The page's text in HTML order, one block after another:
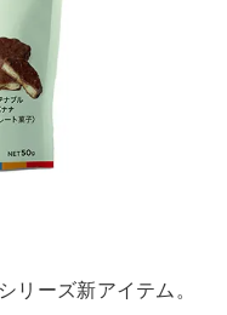
リーズ新アイテム。